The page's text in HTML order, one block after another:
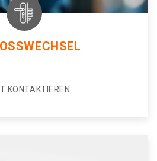
KONTAKTIEREN